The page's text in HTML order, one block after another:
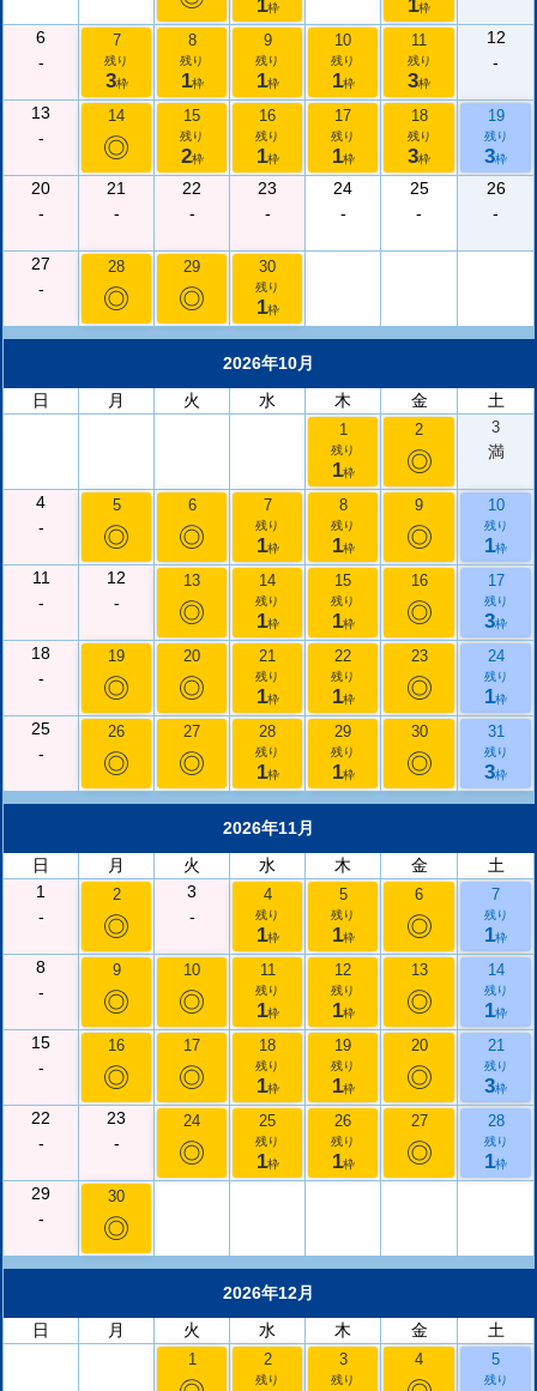
1枠 1枠
6
-
7
残り
3枠
8
残り
1枠
9
残り
1枠
10
残り
1枠
11
残り
3枠
12
-
13
-
14
◎
15
残り
2枠
16
残り
1枠
17
残り
1枠
18
残り
3枠
19
残り
3枠
20
-
21
-
22
-
23
-
24
-
25
-
26
-
27
-
28
◎
29
◎
30
残り
1枠
2026年10月
日
月 火 水 木 金 土
1
残り
1枠
2
◎
3
満
4
-
5
◎
6
◎
7
残り
1枠
8
残り
1枠
9
◎
10
残り
1枠
11
-
12
-
13
◎
14
残り
1枠
15
残り
1枠
16
◎
17
残り
3枠
18
-
19
◎
20
◎
21
残り
1枠
22
残り
1枠
23
◎
24
残り
1枠
25
-
26
◎
27
◎
28
残り
1枠
29
残り
1枠
30
◎
31
残り
3枠
2026年11月
日
月 火 水 木 金
土
1
-
2
◎
3
-
4
残り
1枠
5
残り
1枠
6
◎
7
残り
1枠
8
-
9
◎
10
◎
11
残り
1枠
12
残り
1枠
13
◎
14
残り
1枠
15
-
16
◎
17
◎
18
残り
1枠
19
残り
1枠
20
◎
21
残り
3枠
22
-
23
-
24
◎
25
残り
1枠
26
残り
1枠
27
◎
28
残り
1枠
29
-
30
◎
2026年12月
日
月 火 水 木 金 土
1 2
残り
3
残り
4 5
残り